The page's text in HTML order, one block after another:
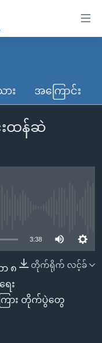
း အကြောင်း
းထန်ဆဲ
3:38
တိုက်ရိုက် လင့်ခ်
၈
း
ကြား တိုက်ပွဲတွေ